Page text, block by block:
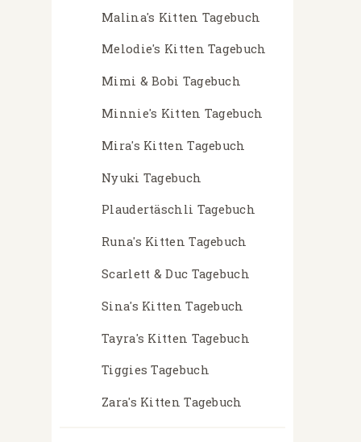
Malina's Kitten Tagebuch
Melodie's Kitten Tagebuch
Mimi & Bobi Tagebuch
Minnie's Kitten Tagebuch
Mira's Kitten Tagebuch
Nyuki Tagebuch
Plaudertäschli Tagebuch
Runa's Kitten Tagebuch
Scarlett & Duc Tagebuch
Sina's Kitten Tagebuch
Tayra's Kitten Tagebuch
Tiggies Tagebuch
Zara's Kitten Tagebuch